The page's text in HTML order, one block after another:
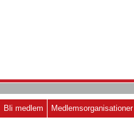
Bli medlem Medlemsorganisationer